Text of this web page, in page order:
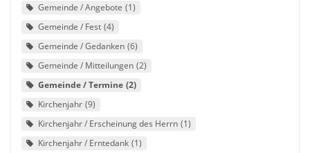
Gemeinde / Angebote 1
Gemeinde / Fest 4
Gemeinde / Gedanken 6
Gemeinde / Mitteilungen 2
Gemeinde / Termine 2
Kirchenjahr 9
Kirchenjahr / Erscheinung des Herrn 1
Kirchenjahr / Erntedank 1